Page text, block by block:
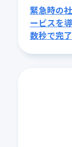
緊急時の
ービスを
数秒で完